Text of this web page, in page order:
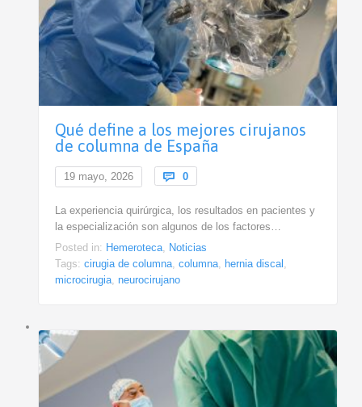
Qué define a los mejores cirujanos
de columna de España
19 mayo, 2026  0Comments
La experiencia quirúrgica, los resultados en pacientes y
la especialización son algunos de los factores…
Posted in: Hemeroteca, Noticias
Tags: cirugia de columna, columna, hernia discal ,
microcirugia, neurocirujano